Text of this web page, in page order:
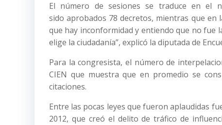
El número de sesiones se traduce en el
sido aprobados 78 decretos, mientras que en
que hay inconformidad y entiendo que no fue
elige la ciudadanía”, explicó la diputada de
Para la congresista, el número de
CIEN que muestra que en promedio se
citaciones.
Entre las pocas leyes que fueron aplaudidas
2012, que creó el delito de tráfico de